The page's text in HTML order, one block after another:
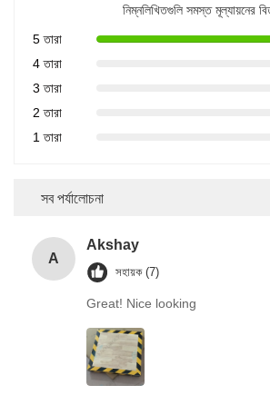
নিম্নলিখিতগুলি সমস্ত মূল্যায়নের
5 তারা
4 তারা
3 তারা
2 তারা
1 তারা
সব পর্যালোচনা
A
Akshay
সহায়ক (7)
Great! Nice looking